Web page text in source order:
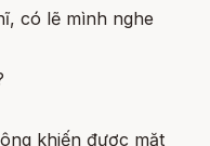
có lẽ mình nghe
khiến được mặt